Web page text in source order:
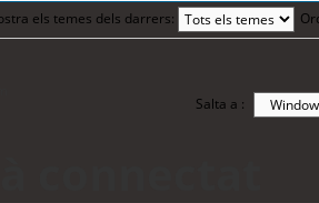
els temes dels darrers:
Salta a :